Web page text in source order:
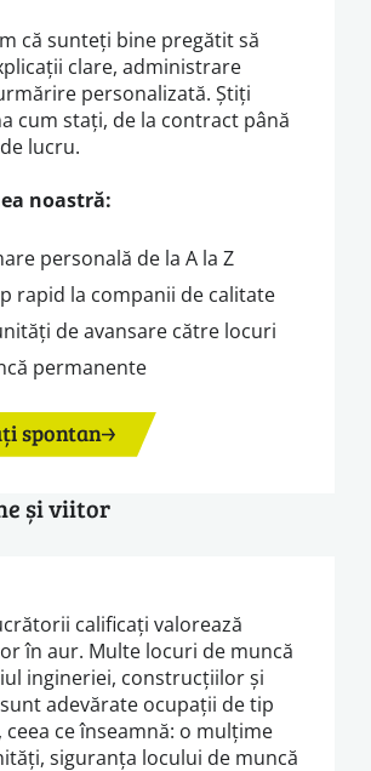
că sunteți bine pregătit să
clare, administrare
personalizată. Știți
cum stați, de la contract până
lucru.
noastră:
personală de la A la Z
rapid la companii de calitate
de avansare către locuri
permanente
spontan
și viitor
calificați valorează
în aur. Multe locuri de muncă
ingineriei, construcțiilor și
adevărate ocupații de tip
ceea ce înseamnă: o mulțime
siguranța locului de muncă